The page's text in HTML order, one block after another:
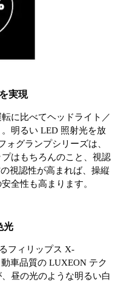
実現
に比べてヘッドライト／
明るい LED 照射光を放
ォグランプシリーズは、
はもちろんのこと、視認
視認性が高まれば、操縦
全性も高まります。
光
フィリップス X-
車品質の LUXEON テク
昼の光のような明るい白